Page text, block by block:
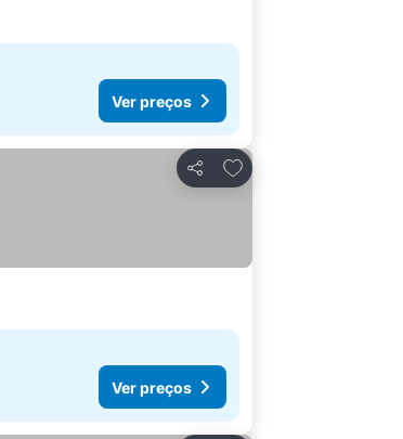
Ver preços
Partilhar
Adicionar aos favoritos
Ver preços